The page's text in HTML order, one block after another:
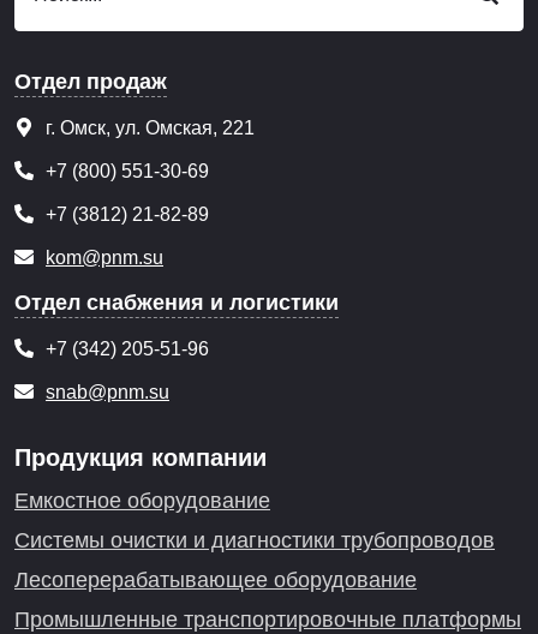
Отдел продаж
г. Омск, ул. Омская, 221
+7 (800) 551-30-69
+7 (3812) 21-82-89
kom@pnm.su
Отдел снабжения и логистики
+7 (342) 205-51-96
snab@pnm.su
Продукция компании
Емкостное оборудование
Системы очистки и диагностики трубопроводов
Лесоперерабатывающее оборудование
Промышленные транспортировочные платформы